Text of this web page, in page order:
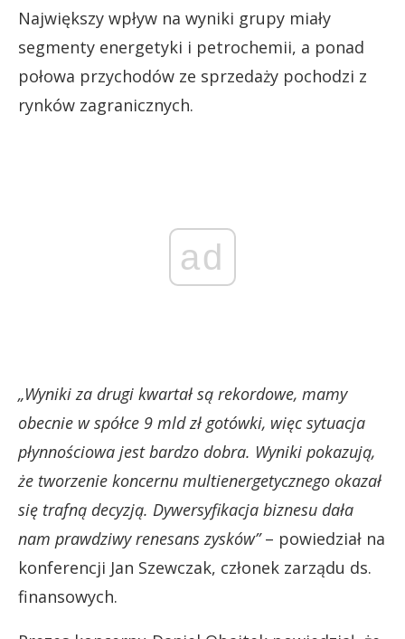
Największy wpływ na wyniki grupy miały
segmenty energetyki i petrochemii, a ponad
połowa przychodów ze sprzedaży pochodzi z
rynków zagranicznych.
ad
„Wyniki za drugi kwartał są rekordowe, mamy
obecnie w spółce 9 mld zł gotówki, więc sytuacja
płynnościowa jest bardzo dobra. Wyniki pokazują,
że tworzenie koncernu multienergetycznego okazał
się trafną decyzją. Dywersyfikacja biznesu dała
nam prawdziwy renesans zysków”– powiedział na
konferencji Jan Szewczak, członek zarządu ds.
finansowych.